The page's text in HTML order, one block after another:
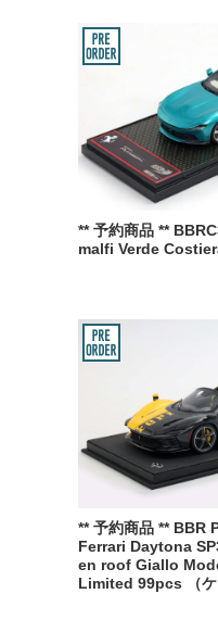
** 予約商品 **
malfi Verde
** 予約商品 ** BBR
Ferrari Daytona
en roof Giallo
Limited 99pcs （ケ